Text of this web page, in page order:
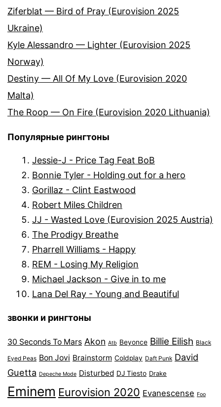
Ziferblat — Bird of Pray (Eurovision 2025
Ukraine)
Kyle Alessandro — Lighter (Eurovision 2025
Norway)
Destiny — All Of My Love (Eurovision 2020
Malta)
The Roop — On Fire (Eurovision 2020 Lithuania)
Популярные рингтоны
Jessie-J - Price Tag Feat BoB
Bonnie Tyler - Holding out for a hero
Gorillaz - Clint Eastwood
Robert Miles Children
JJ - Wasted Love (Eurovision 2025 Austria)
The Prodigy Breathe
Pharrell Williams - Happy
REM - Losing My Religion
Michael Jackson - Give in to me
Lana Del Ray - Young and Beautiful
звонки и рингтоны
30 Seconds To Mars Akon Atb Beyonce Billie Eilish Black
Eyed Peas Bon Jovi Brainstorm Coldplay Daft Punk David
Guetta Depeche Mode Disturbed DJ Tiesto Drake
Eminem Eurovision 2020 Evanescense Foo